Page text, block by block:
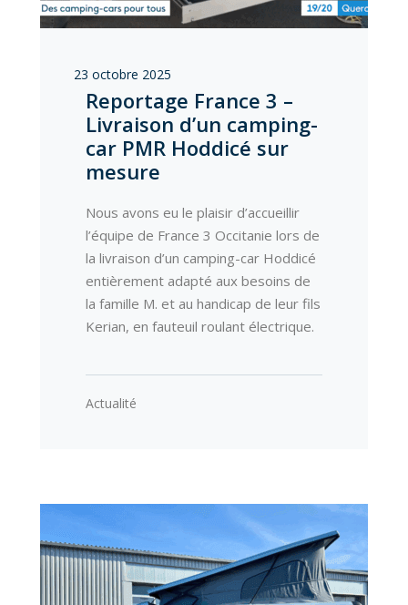
23 octobre 2025
Reportage France 3 –
Livraison d’un camping-
car PMR Hoddicé sur
mesure
Nous avons eu le plaisir d’accueillir
l’équipe de France 3 Occitanie lors de
la livraison d’un camping-car Hoddicé
entièrement adapté aux besoins de
la famille M. et au handicap de leur fils
Kerian, en fauteuil roulant électrique.
Actualité